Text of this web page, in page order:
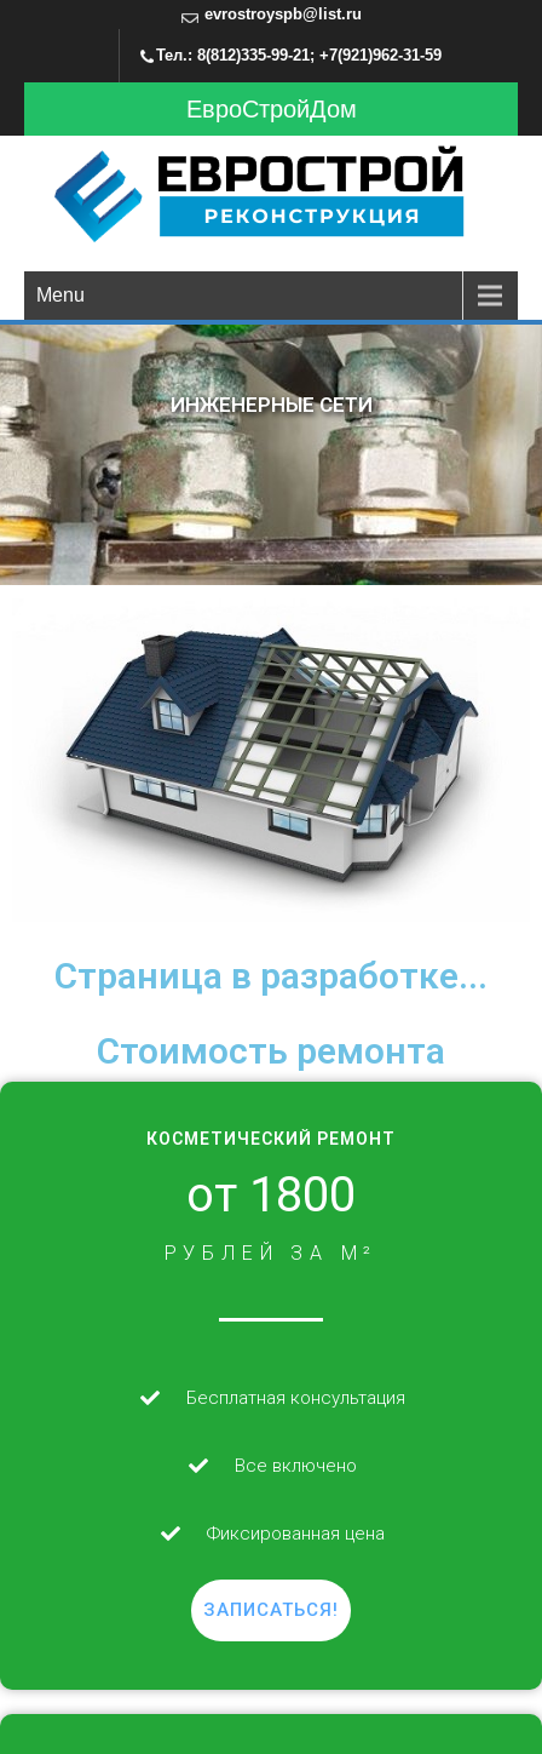
evrostroyspb@list.ru
Тел.: 8(812)335-99-21; +7(921)962-31-59
ЕвроСтройДом
Menu
ИНЖЕНЕРНЫЕ СЕТИ
Страница в разработке...
Стоимость ремонта
КОСМЕТИЧЕСКИЙ РЕМОНТ
от 1800
РУБЛЕЙ ЗА М²
Бесплатная консультация
Все включено
Фиксированная цена
ЗАПИСАТЬСЯ!